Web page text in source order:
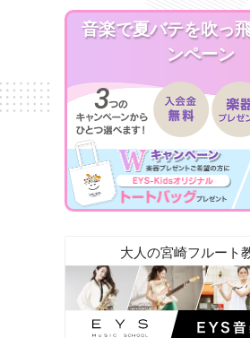
音楽で夏バテを吹っ
ンペーン
大人の宮崎フルート